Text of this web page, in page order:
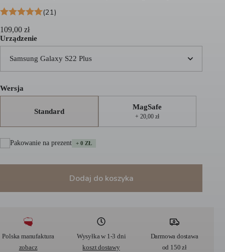
(21)
109,00 zł
Urządzenie
Samsung Galaxy S22 Plus
Wersja
Standard
MagSafe
+ 20,00 zł
Pakowanie na prezent + 0 ZŁ
Dodaj do koszyka
rPolska manufaktura
zobacz
Wysyłka w 1-3 dni
koszt dostawy
Darmowa dostawa
od 150 zł